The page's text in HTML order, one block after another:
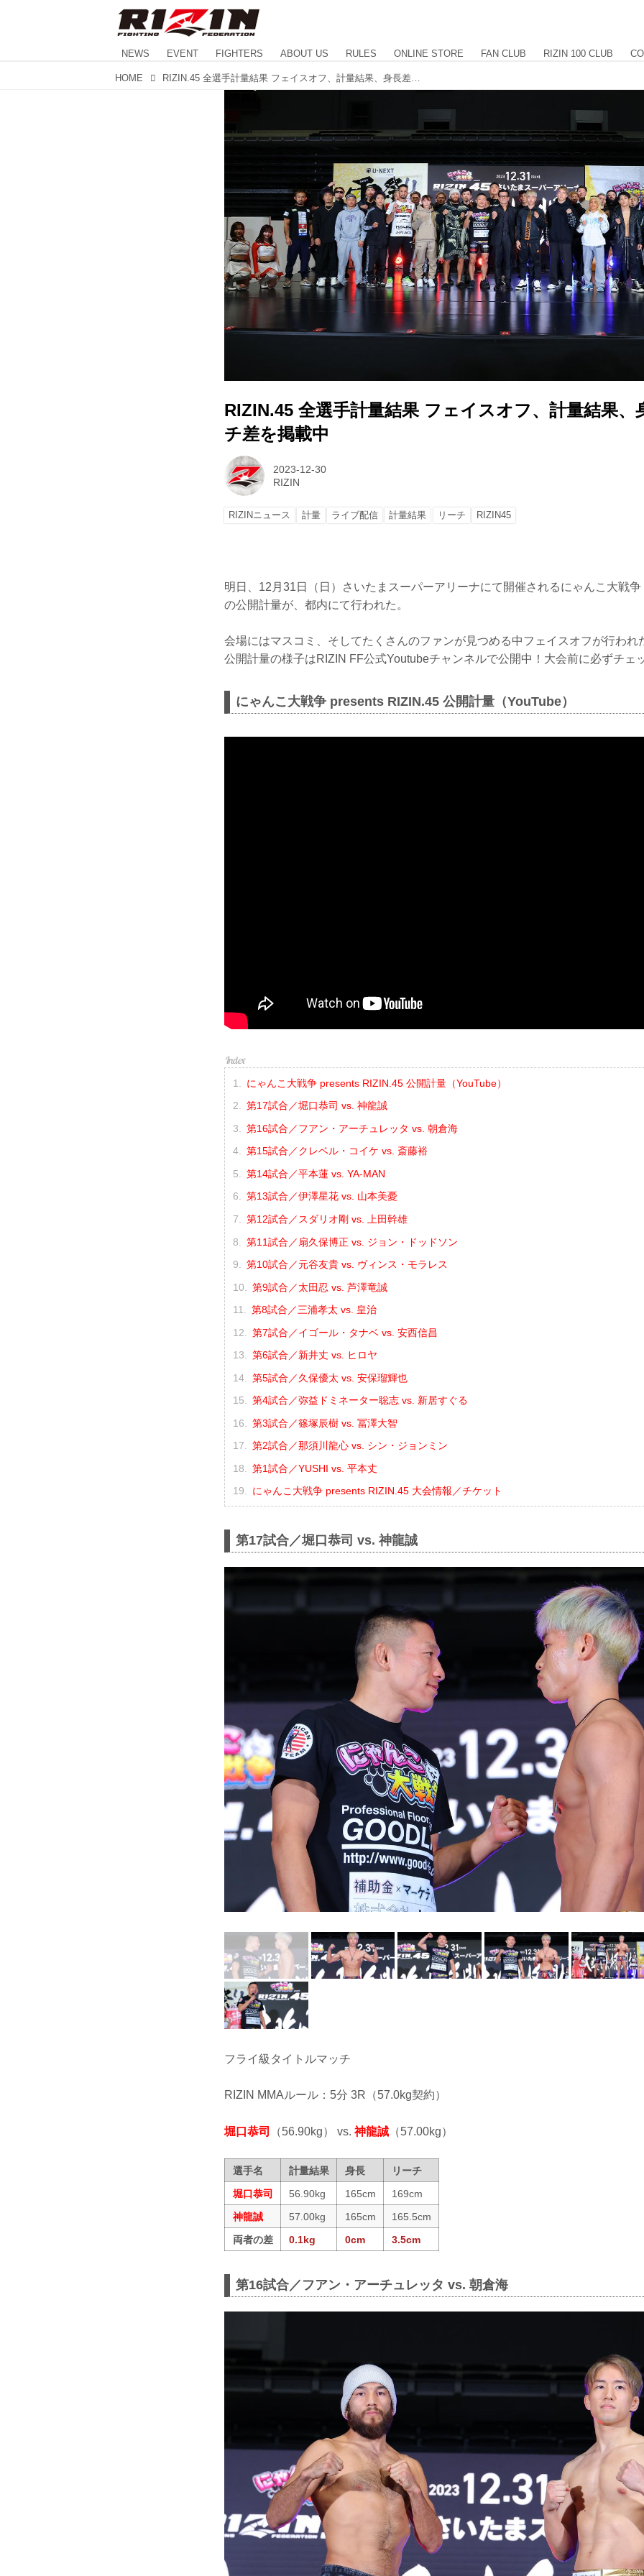
NEWS EVENT FIGHTERS ABOUT US RULES ONLINE STORE FAN CLUB RIZIN 100 CLUB
HOME
RIZIN.45 全選手計量結果 フェイスオフ、計量結果、
チ差を掲載中
2023-12-30
RIZIN
RIZINニュース 計量 ライブ配信 計量結果 リーチ RIZIN45
明日、12月31日（日）さいたまスーパーアリーナにて開催されるにゃんこ大戦
の公開計量が、都内にて行われた。
会場にはマスコミ、そしてたくさんのファンが見つめる中フェイスオフが行われ
公開計量の様子はRIZIN FF公式Youtubeチャンネルで公開中！大会前に必ずチェ
にゃんこ大戦争 presents RIZIN.45 公開計量（YouTube）
にゃんこ大戦争 presents RIZIN.45 公開計量（YouTube）
第17試合／堀口恭司 vs. 神龍誠
第16試合／フアン・アーチュレッタ vs. 朝倉海
第15試合／クレベル・コイケ vs. 斎藤裕
第14試合／平本蓮 vs. YA-MAN
第13試合／伊澤星花 vs. 山本美憂
第12試合／スダリオ剛 vs. 上田幹雄
第11試合／扇久保博正 vs. ジョン・ドッドソン
第10試合／元谷友貴 vs. ヴィンス・モラレス
第9試合／太田忍 vs. 芦澤竜誠
第8試合／三浦孝太 vs. 皇治
第7試合／イゴール・タナベ vs. 安西信昌
第6試合／新井丈 vs. ヒロヤ
第5試合／久保優太 vs. 安保瑠輝也
第4試合／弥益ドミネーター聡志 vs. 新居すぐる
第3試合／篠塚辰樹 vs. 冨澤大智
第2試合／那須川龍心 vs. シン・ジョンミン
第1試合／YUSHI vs. 平本丈
にゃんこ大戦争 presents RIZIN.45 大会情報／チケット
第17試合／堀口恭司 vs. 神龍誠
フライ級タイトルマッチ
RIZIN MMAルール：5分 3R（57.0kg契約）
堀口恭司 （56.90kg） vs.神龍誠 （57.00kg）
選手名 計量結果 身長
リーチ
堀口恭司
56.90kg 165cm
169cm
神龍誠
57.00kg 165cm
165.5cm
両者の差
0.1kg 0cm 3.5cm
第16試合／フアン・アーチュレッタ vs. 朝倉海